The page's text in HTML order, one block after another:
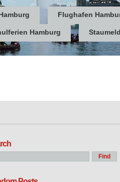
Flughafen
Hamburg